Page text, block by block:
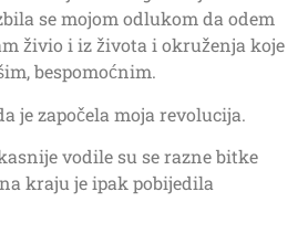
se mojom odlukom da odem
živio i iz života i okruženja koje
bespomoćnim.
je započela moja revolucija.
vodile su se razne bitke
kraju je ipak pobijedila